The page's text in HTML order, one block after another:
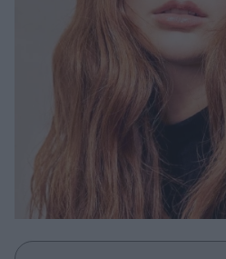
Woman Power
Parenting
Working Girl
Real Women
Πρόσωπα